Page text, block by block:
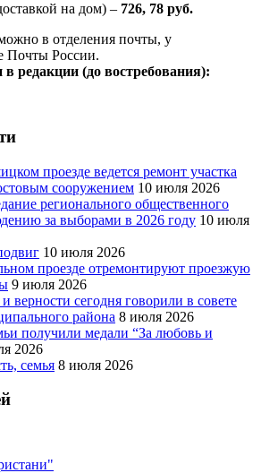
на дом) – 726, 78 руб.
в отделения почты, у
Почты России.
редакции (до востребования):
проезде ведется ремонт участка
сооружением 10 июля 2026
регионального общественного
за выборами в 2026 году 10 июля
10 июля 2026
проезде отремонтируют проезжую
9 июля 2026
верности сегодня говорили в совете
района 8 июля 2026
получили медали “За любовь и
2026
семья 8 июля 2026